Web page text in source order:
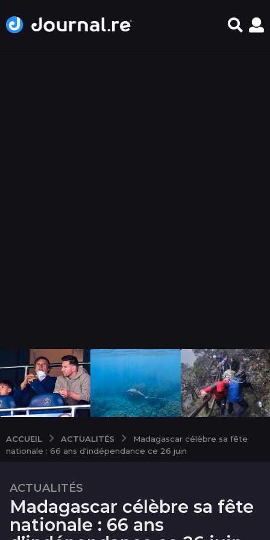
ACCUEIL ACTUALITÉS
Madagascar célèbre sa fête
nationale : 66 ans d'indépendance ce 26 juin
1
m
i
ACTUALITÉS
Madagascar célèbre sa fête
nationale : 66 ans